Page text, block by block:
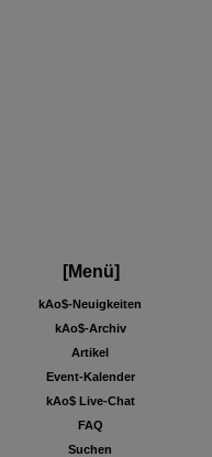
[Menü]
kAo$-Neuigkeiten
kAo$-Archiv
Artikel
Event-Kalender
kAo$ Live-Chat
FAQ
Suchen